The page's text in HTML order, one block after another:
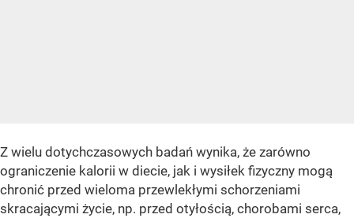
Z wielu dotychczasowych badań wynika, że zarówno
ograniczenie kalorii w diecie, jak i wysiłek fizyczny mogą
chronić przed wieloma przewlekłymi schorzeniami
skracającymi życie, np. przed otyłością, chorobami serca,